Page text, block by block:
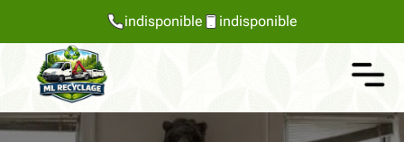
indisponible indisponible